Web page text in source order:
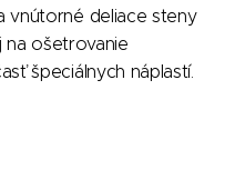
vnútorné deliace steny
na ošetrovanie
špeciálnych náplastí.